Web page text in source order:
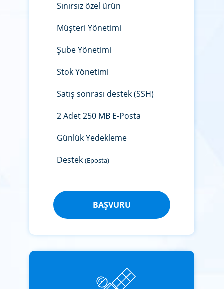
Sınırsız özel ürün
Müşteri Yönetimi
Şube Yönetimi
Stok Yönetimi
Satış sonrası destek (SSH)
2 Adet 250 MB E-Posta
Günlük Yedekleme
Destek (Eposta)
BAŞVURU